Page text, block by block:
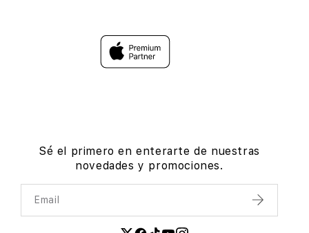
Sé el primero en enterarte de nuestras
novedades y promociones.
Email